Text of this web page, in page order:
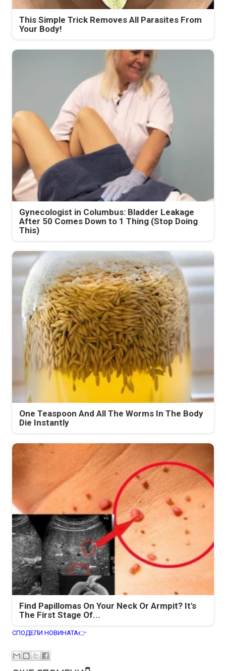
This Simple Trick Removes All Parasites From
Your Body!
Gynecologist in Columbus: Bladder Leakage
After 50 Comes Down to 1 Thing (Stop Doing
This)
One Teaspoon And All The Worms In The Body
Die Instantly
Find Papillomas On Your Neck Or Armpit? It's
The First Stage Of...
СПОДЕЛИ НОВИНАТА👉